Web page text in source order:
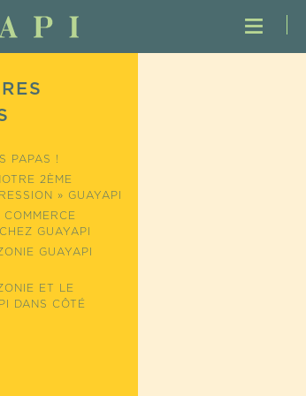
PAPAS !
2ÈME
» GUAYAPI
GUAYAPI
GUAYAPI
ET LE
DANS CÔTÉ